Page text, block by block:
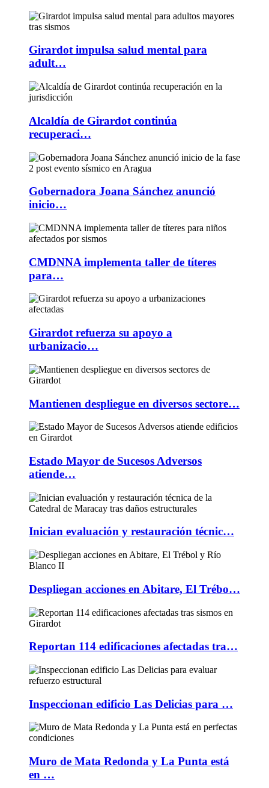
Girardot impulsa salud mental para
adult…
Alcaldía de Girardot continúa
recuperaci…
Gobernadora Joana Sánchez anunció
inicio…
CMDNNA implementa taller de títeres
para…
Girardot refuerza su apoyo a
urbanizacio…
Mantienen despliegue en diversos sectore…
Estado Mayor de Sucesos Adversos
atiende…
Inician evaluación y restauración técnic…
Despliegan acciones en Abitare, El Trébo…
Reportan 114 edificaciones afectadas tra…
Inspeccionan edificio Las Delicias para …
Muro de Mata Redonda y La Punta está
en …